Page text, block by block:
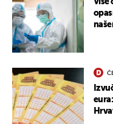
Više